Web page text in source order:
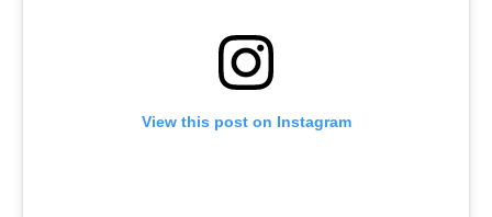
View this post on Instagram